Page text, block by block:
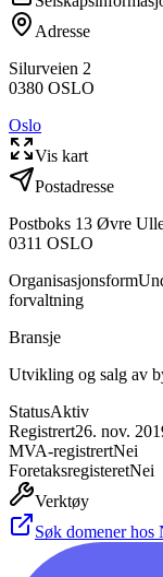
Adresse
Silurveien 2
0380 OSLO
Oslo
Vis kart
Postadresse
Postboks 13 Øvre
0311 OSLO
Organisasjonsform
forvaltning
Bransje
Utvikling og salg av
StatusAktiv
Registrert26. nov.
MVA-registrertNei
ForetaksregisteretNei
Verktøy
Søk domener hos